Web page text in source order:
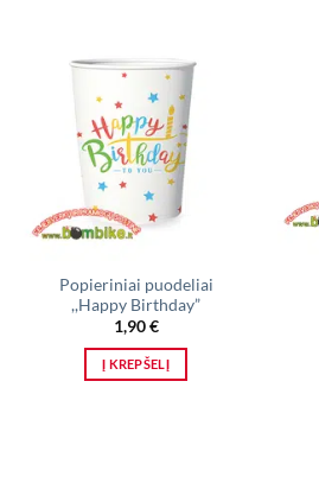
Popieriniai puodeliai
,,Happy Birthday”
1,90€
Į KREPŠELĮ